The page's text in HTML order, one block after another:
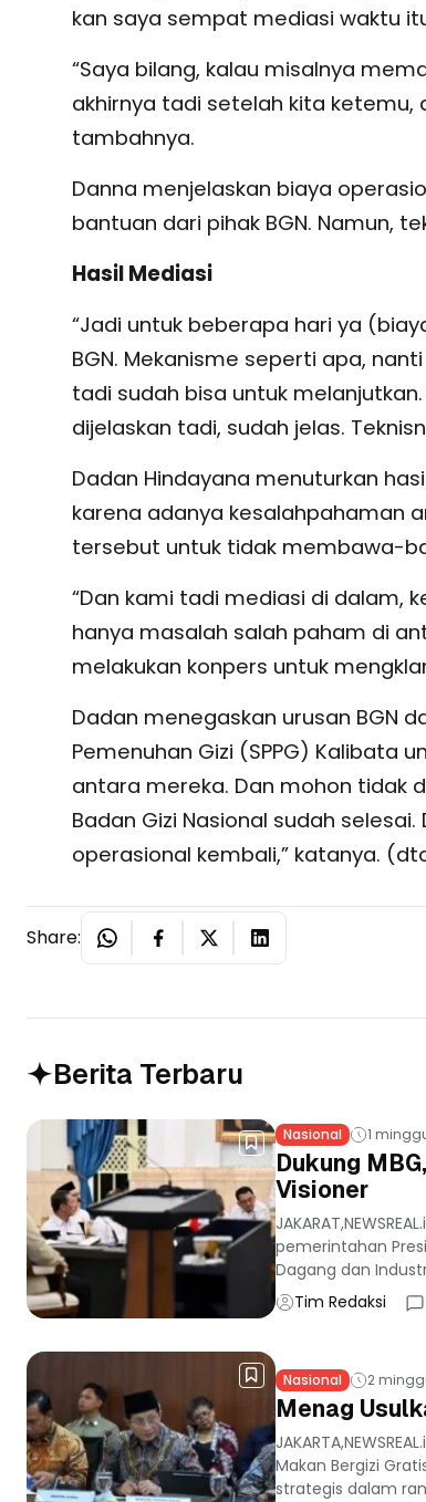
kan saya sempat mediasi waktu
“Saya bilang, kalau misalnya
akhirnya tadi setelah kita ketemu,
tambahnya.
Danna menjelaskan biaya
bantuan dari pihak BGN. Namun,
Hasil Mediasi
“Jadi untuk beberapa hari ya
BGN. Mekanisme seperti apa,
tadi sudah bisa untuk
dijelaskan tadi, sudah jelas.
Dadan Hindayana menuturkan
karena adanya kesalahpahaman
tersebut untuk tidak membawa-
“Dan kami tadi mediasi di dalam,
hanya masalah salah paham di
melakukan konpers untuk
Dadan menegaskan urusan BGN
Pemenuhan Gizi (SPPG) Kalibata
antara mereka. Dan mohon tidak
Badan Gizi Nasional sudah
operasional kembali,” katanya.
Share:
Berita Terbaru
Nasional 1
Dukung
Visioner
pemerintahan
Dagang dan
Tim Redaksi
Nasional 2
Menag
Makan Bergizi
strategis dalam